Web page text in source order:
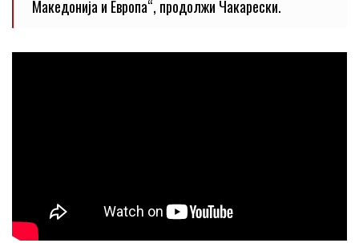
Македонија и Европа“, продолжи Чакарески.